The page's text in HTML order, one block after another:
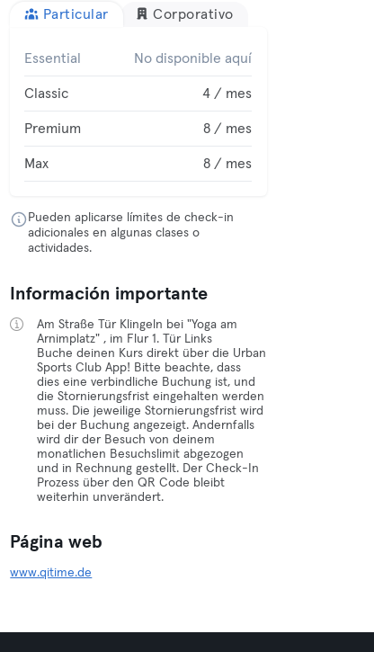
Particular Corporativo
Essential No disponible aquí
Classic 4 / mes
Premium 8 / mes
Max 8 / mes
Pueden aplicarse límites de check-in
adicionales en algunas clases o
actividades.
Información importante
Am Straße Tür Klingeln bei "Yoga am
Arnimplatz" , im Flur 1. Tür Links
Buche deinen Kurs direkt über die Urban
Sports Club App! Bitte beachte, dass
dies eine verbindliche Buchung ist, und
die Stornierungsfrist eingehalten werden
muss. Die jeweilige Stornierungsfrist wird
bei der Buchung angezeigt. Andernfalls
wird dir der Besuch von deinem
monatlichen Besuchslimit abgezogen
und in Rechnung gestellt. Der Check-In
Prozess über den QR Code bleibt
weiterhin unverändert.
Página web
www.qitime.de